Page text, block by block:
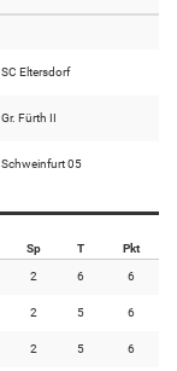
SC Eltersdorf
Gr. Fürth II
Schweinfurt 05
Sp T Pkt
2 6 6
2 5 6
2 5 6